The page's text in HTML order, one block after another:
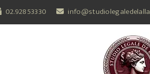
02.92853330